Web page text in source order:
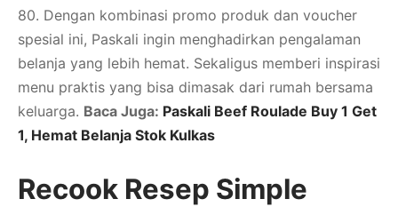
80. Dengan kombinasi promo produk dan voucher
spesial ini, Paskali ingin menghadirkan pengalaman
belanja yang lebih hemat. Sekaligus memberi inspirasi
menu praktis yang bisa dimasak dari rumah bersama
keluarga. Baca Juga: Paskali Beef Roulade Buy 1 Get
1, Hemat Belanja Stok Kulkas
Recook Resep Simple